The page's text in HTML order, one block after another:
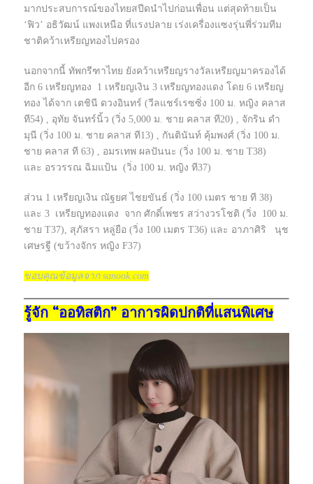
มากประสบการณ์ของไทยสปีดนำไปก่อนเพื่อน แต่สุดท้ายเป็น
‘ฟิว’ อธิวัฒน์ แพงเหนือ ที่แรงปลาย เร่งเครื่องแซงรุ่นพี่ร่วมทีม
ชาติคว้าเหรียญทองไปครอง
นอกจากนี้ ทัพกรีฑาไทย ยังคว้าเหรียญรางวัลเหรียญมาครองได้
อีก 6 เหรียญทอง 1 เหรียญเงิน 3 เหรียญทองแดง โดย 6 เหรียญ
ทอง ได้จาก เตชินี ดวงอินทร์ (วีลแชร์เรซซิ่ง 100 ม.​ หญิง คลาส​
ที54) , อุทัย จันทร์นิ้ว (วิ่ง 5,000 ม.​ ชาย​ คลาส​ ที20) ,​ จักริน ดำ
มุนี (วิ่ง 100 ม.​ ชาย​ คลาส​ ที13) , กันตินันท์ คุ้มพงศ์ (วิ่ง 100 ม.​
ชาย​ คลาส​ ที 63) , อมรเทพ ผลปันนะ (วิ่ง 100 ม. ชาย T38)
และ อรวรรณ ฉิมแป้น (วิ่ง 100 ม. หญิง ที37)
ส่วน 1 เหรียญเงิน ณัฐยศ ไชยขันธ์ (วิ่ง 100 เมตร ชาย ที 38)
และ 3 เหรียญทองแดง จาก ศักดิ์เพชร สว่างวรโชติ (วิ่ง 100 ม.
ชาย T37), สุภัสรา หลู่ยือ (วิ่ง 100 เมตร T36) และ อาภาศิริ นุช
เศษรฐี (ขว้างจักร หญิง F37)
ขอบคุณข้อมูลจาก sanook.com
รู้จัก “ออทิสติก” อาการผิดปกติที่แสนพิเศษ